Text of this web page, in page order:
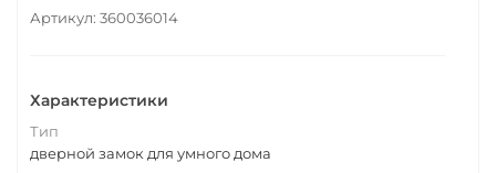
Артикул: 360036014
Характеристики
Тип
дверной замок для умного дома